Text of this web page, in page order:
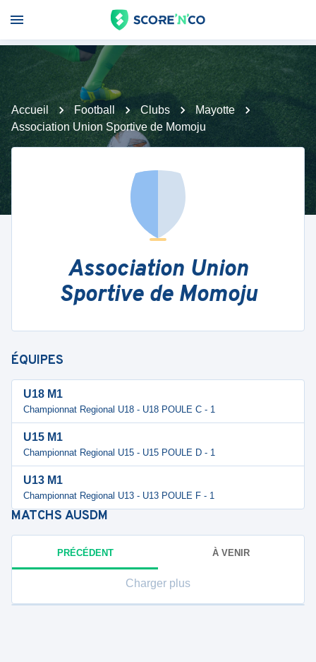
Accueil Football Clubs
Mayotte
Association Union Sportive de Momoju
Association Union
Sportive de Momoju
ÉQUIPES
U18 M1
Championnat Regional U18 - U18 POULE C - 1
U15 M1
Championnat Regional U15 - U15 POULE D - 1
U13 M1
Championnat Regional U13 - U13 POULE F - 1
MATCHS AUSDM
PRÉCÉDENT À VENIR
Charger plus